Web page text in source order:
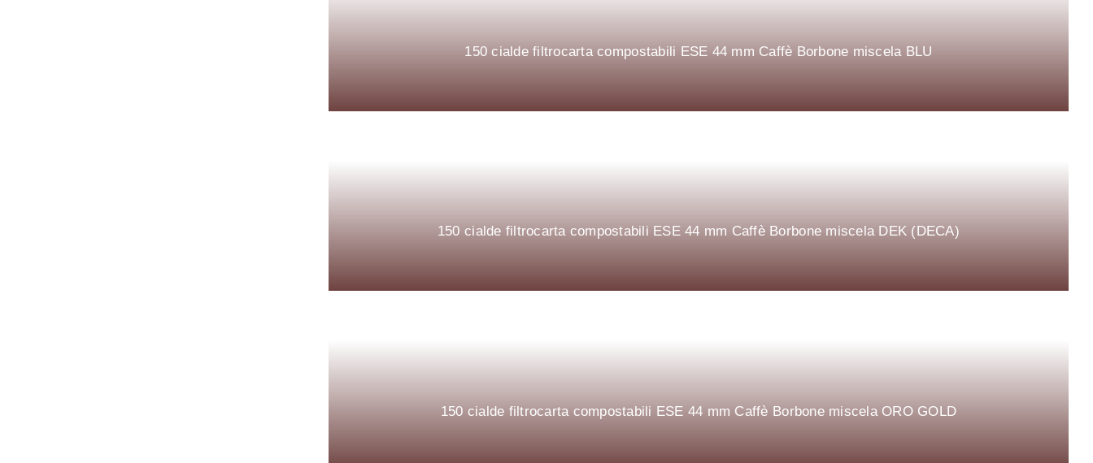
150 cialde filtrocarta compostabili ESE 44 mm Caffè Borbone miscela BLU
150 cialde filtrocarta compostabili ESE 44 mm Caffè Borbone miscela DEK (DECA)
150 cialde filtrocarta compostabili ESE 44 mm Caffè Borbone miscela ORO GOLD